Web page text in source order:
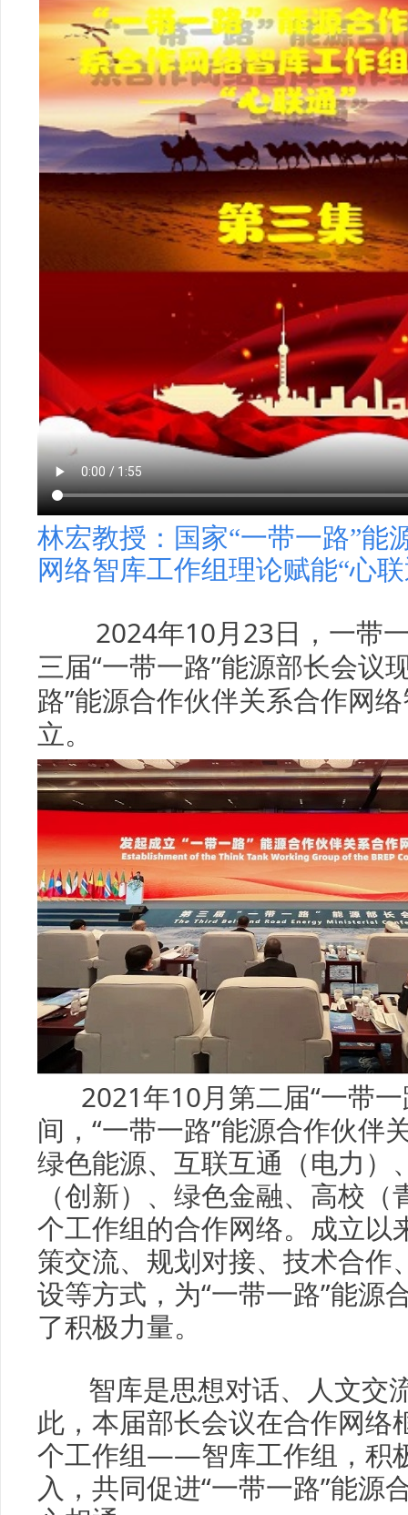
林宏教授：国家“一带一路”能
网络智库工作组理论赋能“心
2024年10月23日，一带
三届“一带一路”能源部长会议
路”能源合作伙伴关系合作网
立。
2021年10月第二届“一带一
间，“一带一路”能源合作伙伴
绿色能源、互联互通（电力）
（创新）、绿色金融、高校
个工作组的合作网络。成立以
策交流、规划对接、技术合作
设等方式，为“一带一路”能源
了积极力量。
智库是思想对话、人文交
此，本届部长会议在合作网络
个工作组——智库工作组，积
入，共同促进“一带一路”能源